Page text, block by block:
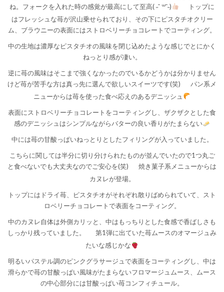
ね。フォークを入れた時の感覚が最高にして至高( ˶¯ ꒳¯˵)
トップに
はフレッシュな苺が沢山乗せられており、その下にピスタチオクリー
ム、ブラウニーの表面にはストロベリーチョコレートでコーティング。
中の生地は濃厚なピスタチオの風味を閉じ込めたような感じでとにかく
ねっとり感が凄い。
逆に苺の風味はそこまで強くなかったのでいるかどうかは分かりません
けど苺が苦手な方は真っ先に選んで欲しいスイーツです(笑)
パン系メ
ニューからは苺を使った食べ応えのあるデニッシュ
表面にストロベリーチョコレートをコーティングし、ザクザクとした食
感のデニッシュはシンプルながらバターの良い香りがたまらない
中には苺の甘酸っぱいねっとりとしたフィリングが入っていました。
こちらに関しては半分に切り分けられたものが並んでいたので1つ丸ご
と食べないでも大丈夫なのでご安心を(笑)
焼き菓子系メニューからは
カヌレが登場。
トップにはドライ苺、ピスタチオがそれぞれ散りばめられていて、スト
ロベリーチョコレートで表面をコーティング。
中のカヌレ自体は外側カリッと、中はもっちりとした食感で香ばしさも
しっかり残っていました。
第1弾に出ていた苺ムースのオマージュみ
たいな感じかな
明るいパステル調のピンクグラサージュで表面をコーティングし、中は
滑らかで苺の甘酸っぱい風味がたまらないフロマージュムース、ムース
の中心部分には甘酸っぱい苺コンフィチュール。